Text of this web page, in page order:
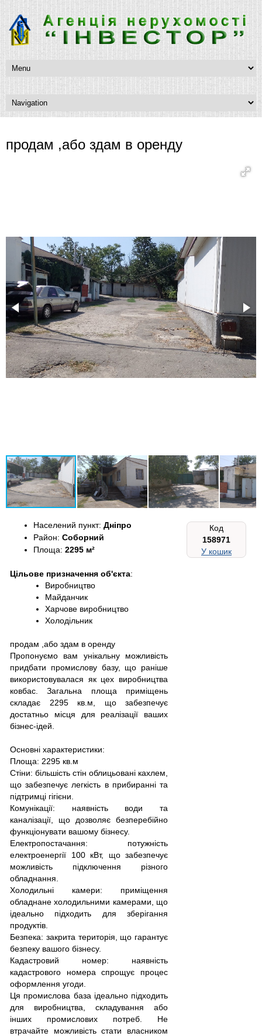
продам ,або здам в оренду
Населений пункт: Дніпро
Район: Соборний
Площа: 2295 м²
Цільове призначення об'єкта:
Виробництво
Майданчик
Харчове виробництво
Холодільник
продам ,або здам в оренду
Пропонуємо вам унікальну можливість
придбати промислову базу, що раніше
використовувалася як цех виробництва
ковбас. Загальна площа приміщень
складає 2295 кв.м, що забезпечує
достатньо місця для реалізації ваших
бізнес-ідей.
Основні характеристики:
Площа: 2295 кв.м
Стіни: більшість стін облицьовані кахлем,
що забезпечує легкість в прибиранні та
підтримці гігієни.
Комунікації: наявність води та
каналізації, що дозволяє безперебійно
функціонувати вашому бізнесу.
Електропостачання: потужність
електроенергії 100 кВт, що забезпечує
можливість підключення різного
обладнання.
Холодильні камери: приміщення
обладнане холодильними камерами, що
ідеально підходить для зберігання
продуктів.
Безпека: закрита територія, що гарантує
безпеку вашого бізнесу.
Кадастровий номер: наявність
кадастрового номера спрощує процес
оформлення угоди.
Ця промислова база ідеально підходить
для виробництва, складування або
інших промислових потреб. Не
втрачайте можливість стати власником
Код
158971
У кошик